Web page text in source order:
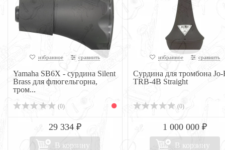
избранное сравнить
Yamaha SB6X - сурдина Silent
Brass для флюгельгорна,
тром...
(0)
29 334 ₽
В корзину
избранное сравнить
Сурдина для тромбона Jo-
TRB-4B Straight
(0)
1 000 000 ₽
В корзину